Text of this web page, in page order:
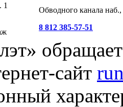
1
Обводного канала
8 812 385-57-51
сайт